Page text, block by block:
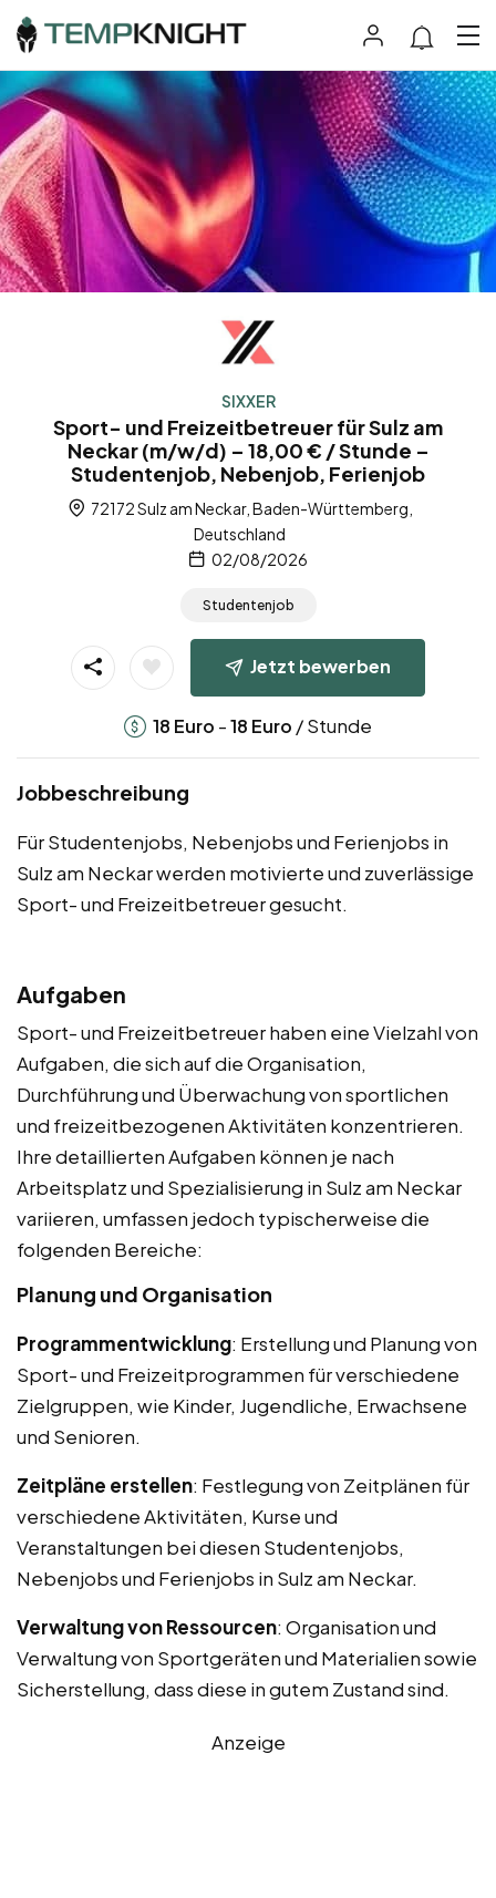
SIXXER
Sport- und Freizeitbetreuer für Sulz am
Neckar (m/w/d) – 18,00 € / Stunde –
Studentenjob, Nebenjob, Ferienjob
72172 Sulz am Neckar, Baden-Württemberg,
Deutschland
02/08/2026
Studentenjob
Jetzt bewerben
18 Euro -18 Euro / Stunde
Jobbeschreibung
Für Studentenjobs, Nebenjobs und Ferienjobs in
Sulz am Neckar werden motivierte und zuverlässige
Sport- und Freizeitbetreuer gesucht.
Aufgaben
Sport- und Freizeitbetreuer haben eine Vielzahl von
Aufgaben, die sich auf die Organisation,
Durchführung und Überwachung von sportlichen
und freizeitbezogenen Aktivitäten konzentrieren.
Ihre detaillierten Aufgaben können je nach
Arbeitsplatz und Spezialisierung in Sulz am Neckar
variieren, umfassen jedoch typischerweise die
folgenden Bereiche:
Planung und Organisation
Programmentwicklung: Erstellung und Planung von
Sport- und Freizeitprogrammen für verschiedene
Zielgruppen, wie Kinder, Jugendliche, Erwachsene
und Senioren.
Zeitpläne erstellen: Festlegung von Zeitplänen für
verschiedene Aktivitäten, Kurse und
Veranstaltungen bei diesen Studentenjobs,
Nebenjobs und Ferienjobs in Sulz am Neckar.
Verwaltung von Ressourcen: Organisation und
Verwaltung von Sportgeräten und Materialien sowie
Sicherstellung, dass diese in gutem Zustand sind.
Anzeige